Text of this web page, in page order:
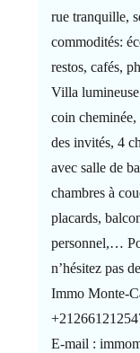
rue tranquille,
commodités:
restos, cafés,
Villa
coin cheminée,
des invités, 4
avec salle de
chambres à
placards,
personnel,…
n’hésitez pas
Immo Monte-
E-mail :